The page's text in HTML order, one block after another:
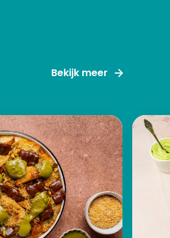
Bekijk meer